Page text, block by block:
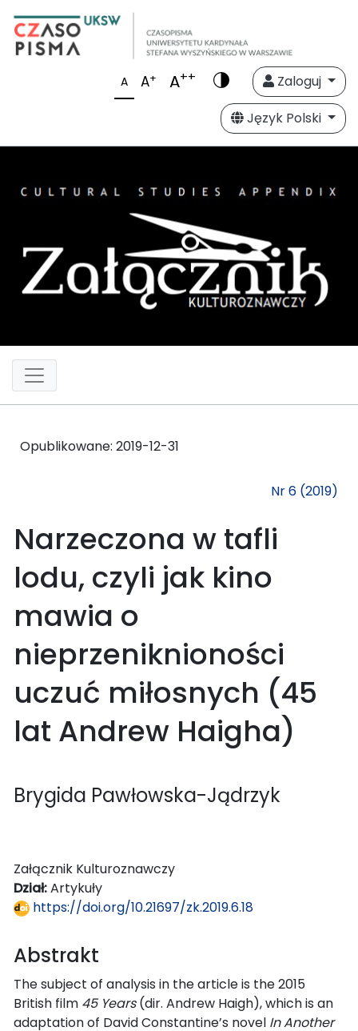
A A+ A++
Zaloguj
Język Polski
Opublikowane: 2019-12-31
Nr 6 (2019)
Narzeczona w tafli
lodu, czyli jak kino
mawia o
nieprzeniknioności
uczuć miłosnych (45
lat Andrew Haigha)
Brygida Pawłowska-Jądrzyk
Załącznik Kulturoznawczy
Dział:Artykuły
https://doi.org/10.21697/zk.2019.6.18
Abstrakt
The subject of analysis in the article is the 2015
British film 45 Years(dir. Andrew Haigh), which is an
adaptation of David Constantine’s novel In Another